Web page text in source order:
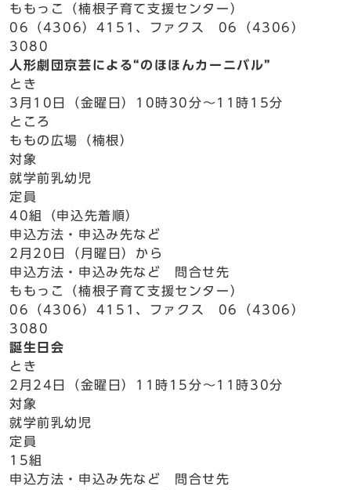
ももっこ（楠根子育て支援センター）
06（4306）4151、ファクス 06（4306）
3080
人形劇団京芸による“のほほんカーニバル”
とき
3月10日（金曜日）10時30分～11時15分
ところ
ももの広場（楠根）
対象
就学前乳幼児
定員
40組（申込先着順）
申込方法・申込み先など
2月20日（月曜日）から
申込方法・申込み先など 問合せ先
ももっこ（楠根子育て支援センター）
06（4306）4151、ファクス 06（4306）
3080
誕生日会
とき
2月24日（金曜日）11時15分～11時30分
対象
就学前乳幼児
定員
15組
申込方法・申込み先など 問合せ先